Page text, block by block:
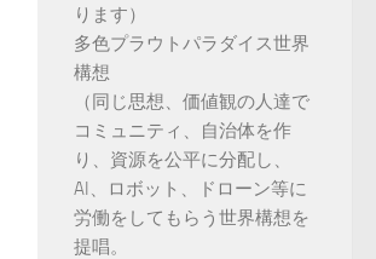
ります）
多色プラウトパラダイス世界
構想
（同じ思想、価値観の人達で
コミュニティ、自治体を作
り、資源を公平に分配し、
AI、ロボット、ドローン等に
労働をしてもらう世界構想を
提唱。